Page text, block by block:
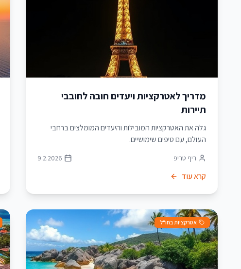
מדריך לאטרקציות ויעדים חובה לחובבי
תיירות
גלה את האטרקציות המובילות והיעדים המומלצים ברחבי
העולם, עם טיפים שימושיים.
ריף טריפ 9.2.2026
קרא עוד
אטרקציות בחו"ל